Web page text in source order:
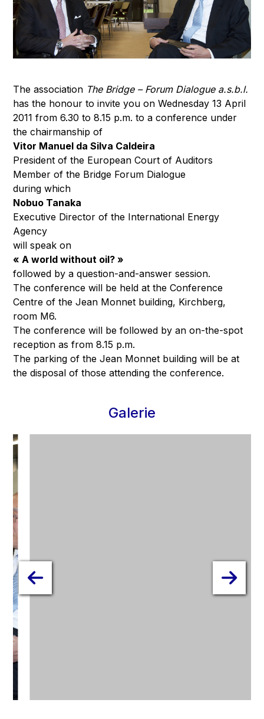
The association The Bridge – Forum Dialogue a.s.b.l.
has the honour to invite you on Wednesday 13 April
2011 from 6.30 to 8.15 p.m. to a conference under
the chairmanship of
Vitor Manuel da Silva Caldeira
President of the European Court of Auditors
Member of the Bridge Forum Dialogue
during which
Nobuo Tanaka
Executive Director of the International Energy
Agency
will speak on
« A world without oil? »
followed by a question-and-answer session.
The conference will be held at the Conference
Centre of the Jean Monnet building, Kirchberg,
room M6.
The conference will be followed by an on-the-spot
reception as from 8.15 p.m.
The parking of the Jean Monnet building will be at
the disposal of those attending the conference.
Galerie